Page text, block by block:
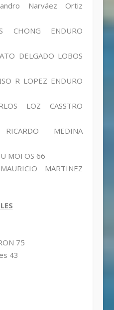
Narváez Ortiz
ENDURO
DELGADO LOBOS
R LOPEZ ENDURO
LOZ CASSTRO
MEDINA
MOFOS 66
MARTINEZ
75
43